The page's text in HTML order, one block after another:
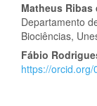
Matheus Ribas
Departamento
Biociências,
Fábio
https://